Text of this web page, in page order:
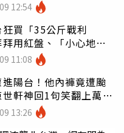
12:54
買「35公斤戰利
用紅盤、「小心地
帶回家
11:08
陽台！他內褲竟遭颱
軒神回1句笑翻上萬網
13:26